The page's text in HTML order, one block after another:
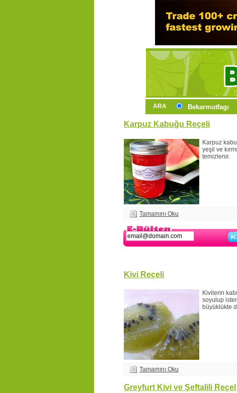
ARA Bekarmutfagı
Karpuz Kabuğu Reçeli
Karpuz
yeşil ve
temizlenir.
Tamamını Oku
Kivi Reçeli
Kivilerin
soyulup
büyüklükte
Tamamını Oku
Greyfurt Kivi ve Şeftalili Reçel